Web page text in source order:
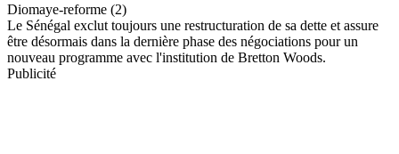
Diomaye-reforme (2)
Le Sénégal exclut toujours une restructuration de sa dette et assure
être désormais dans la dernière phase des négociations pour un
nouveau programme avec l'institution de Bretton Woods.
Publicité